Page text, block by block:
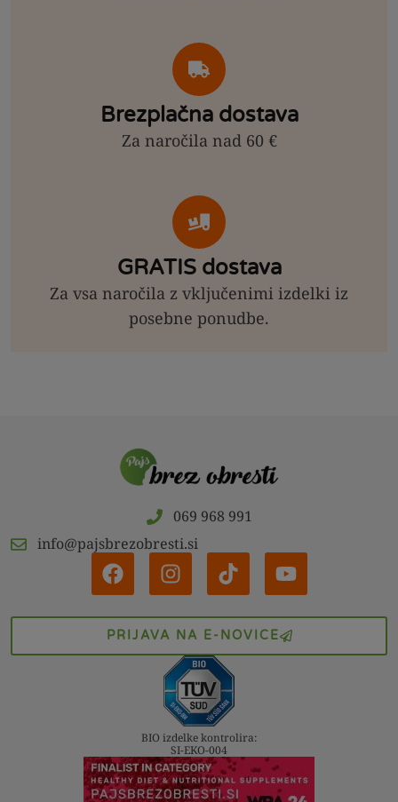
Brezplačna dostava
Za naročila nad 60 €
GRATIS dostava
Za vsa naročila z vključenimi izdelki iz
posebne ponudbe.
069 968 991
info@pajsbrezobresti.si
PRIJAVA NA E-NOVICE
BIO izdelke kontrolira:
SI-EKO-004